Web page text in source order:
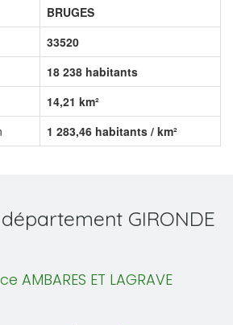
BRUGES
33520
18 238 habitants
14,21 km²
1 283,46 habitants / km²
GIRONDE
AMBARES ET LAGRAVE